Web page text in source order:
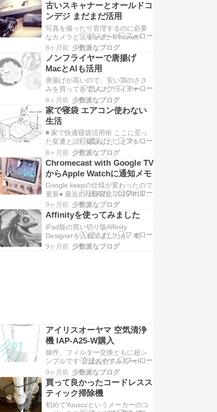
古いスキャナーとオールドコ
ンデジ まだまだ活用
写真を撮ったり管理するのに必要
なカメラとスキャナーiPhoneやス
マホでも代用できますが、やっぱ
り専門の方が味がある今でもメイ
ンとして愛用している3台は13年目
になり環境も変化しましたそこで
今回は周辺機器で強化してみまし
た● ScanSnap S1100 リコーの子会
社になりまし…
8ヶ月前 少数派なブログ
ノンフライヤーで唐揚げ
MacとAIも活用
唐揚げが高いので、安い鶏のささ
みを買ってきてノンフライヤー
（ポット型コンベクションオーブ
ン)で唐揚げを作ってみましたエレ
コム コンベクションオーブン ポッ
ト型 2L LiFERE amazonリンクノ
ンフライヤーでの調理時間は10分
です最初にGemini AIで作り方を聞
いて、G…
8ヶ月前 少数派なブログ
家で寝袋 エアコン使わない
生活
◾️ 家で快適寝袋活用術 ここに至っ
た変遷と試行錯誤したことマンシ
ョンのエアコンは健康と節約のた
めに使わないようにしてます。古
いマンションだから熱効率が悪く
て無駄。なのでカーテンとか部屋
全体の効果にお金をかけるより局
所的な電気毛布を買った方がいい
かなって思っていました● 電気毛
布…
8ヶ月前 少数派なブログ
Chromecast with Google TV
からApple Watchに通知メモ
Google keepの仕様が変わったので
更新● 最近の仕様変化 2025年11月
30日記入Apple Watchアプリがなく
なったGoogle keepからのリマイン
ダーはtodoにも追加されるように
なったApple watchにGoogleカレン
ダーアプリが登録できるように
な…
9ヶ月前 少数派なブログ
Affinityを使ってみました
iPad版の買い切り版Affinity
Designerを入れてましたが、老眼
で使いにくいなのでMacのGIMPや
簡単操作なiPad版snapseedを使っ
9ヶ月前 少数派なブログ
アイリスオーヤマ 空気清浄
機 IAP-A25-W購入
操作、フィルター交換ともに超シ
ンプルです 音はおやすみモード以
外はちょっと気になるかもしれま
せん ４つのモードしかなく単機能
タイマーなしただ安いし、日本企
業でフィルターも売ってるし長く
使うならこれで十分ですGeminiの
9ヶ月前 少数派なブログ
買って良かったコードレスス
ティック掃除機
初めてYuusccというメーカーのコ